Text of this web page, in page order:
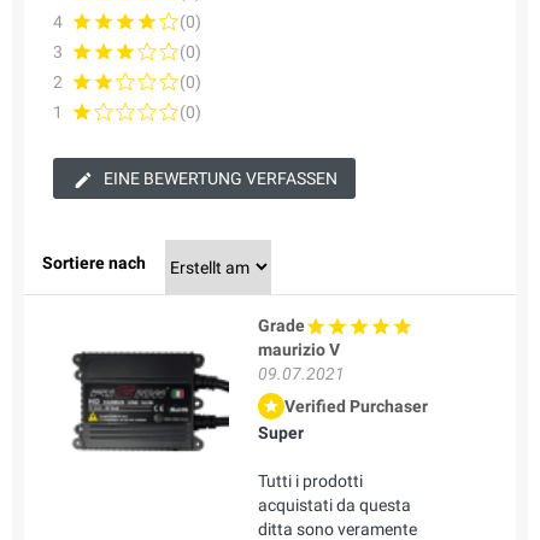
4
(0)
3
(0)
2
(0)
1
(0)
EINE BEWERTUNG VERFASSEN
Sortiere nach
Grade
maurizio V
09.07.2021
Verified Purchaser
Super
Tutti i prodotti
acquistati da questa
ditta sono veramente